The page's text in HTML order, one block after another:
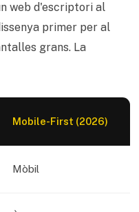
web d'escriptori al
primer per al
grans. La
Mobile-First (2026)
Mòbil